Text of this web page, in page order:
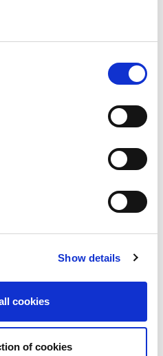
Show details
cookies
of cookies
o
consumidores